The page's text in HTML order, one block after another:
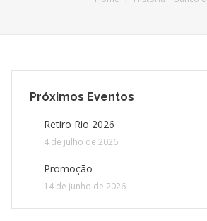
Próximos Eventos
Retiro Rio 2026
4 de julho de 2026
Promoção
14 de junho de 2026